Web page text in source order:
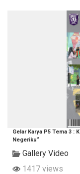
Gelar Karya P5 Tema 3 :
Negeriku“
Gallery Video
1417 views